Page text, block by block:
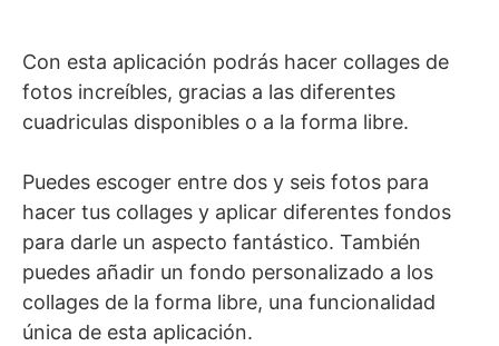
Con esta aplicación podrás hacer collages de
fotos increíbles, gracias a las diferentes
cuadriculas disponibles o a la forma libre.
Puedes escoger entre dos y seis fotos para
hacer tus collages y aplicar diferentes fondos
para darle un aspecto fantástico. También
puedes añadir un fondo personalizado a los
collages de la forma libre, una funcionalidad
única de esta aplicación.